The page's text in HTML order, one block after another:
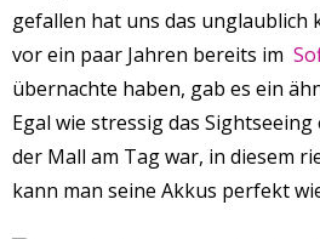
gefallen hat uns das unglaublich
vor ein paar Jahren bereits im
übernachte haben, gab es ein
Egal wie stressig das
der Mall am Tag war, in diesem
kann man seine Akkus perfekt